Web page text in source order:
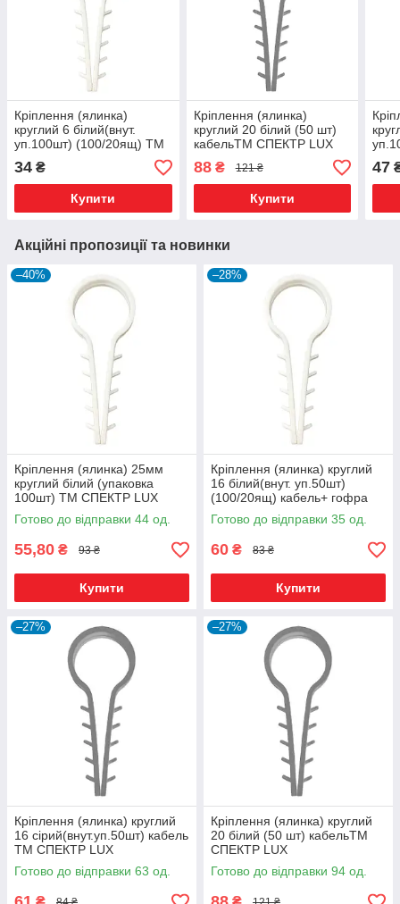
Кріплення (ялинка)
круглий 6 білий(внут.
уп.100шт) (100/20ящ) ТМ
СПЕКТР LUX
34 ₴
Купити
Кріплення (ялинка)
круглий 20 білий (50 шт)
кабельТМ СПЕКТР LUX
88₴ 121 ₴
Купити
47
Акційні пропозиції та новинки
–40%
Кріплення (ялинка) 25мм
круглий білий (упаковка
100шт) ТМ СПЕКТР LUX
Готово до відправки 44 од.
55,80 ₴ 93 ₴
Купити
–28%
Кріплення (ялинка) круглий
16 білий(внут. уп.50шт)
(100/20ящ) кабель+ гофра
труба ТМ СПЕКТ LUX
Готово до відправки 35 од.
60 ₴ 83 ₴
Купити
–27%
Кріплення (ялинка) круглий
16 сірий(внут.уп.50шт) кабель
ТМ СПЕКТР LUX
Готово до відправки 63 од.
–27%
Кріплення (ялинка) круглий
20 білий (50 шт) кабельТМ
СПЕКТР LUX
Готово до відправки 94 од.